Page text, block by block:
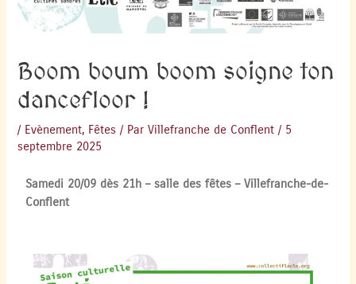
Boom boum boom soigne ton
dancefloor !
/ Evènement, Fêtes / ParVillefranche de Conflent / 5
septembre 2025
Samedi 20/09 dès 21h – salle des fêtes – Villefranche-de-
Conflent